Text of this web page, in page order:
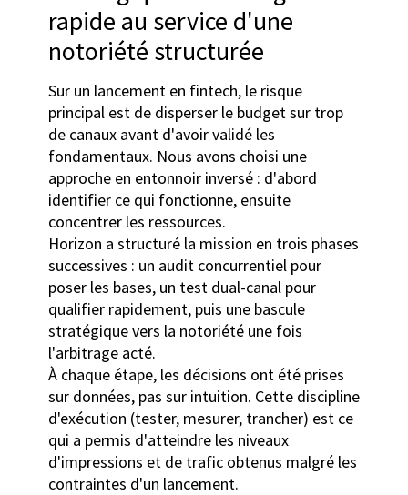
rapide au service d'une
notoriété structurée
Sur un lancement en fintech, le risque
principal est de disperser le budget sur trop
de canaux avant d'avoir validé les
fondamentaux. Nous avons choisi une
approche en entonnoir inversé : d'abord
identifier ce qui fonctionne, ensuite
concentrer les ressources.
Horizon a structuré la mission en trois phases
successives : un audit concurrentiel pour
poser les bases, un test dual-canal pour
qualifier rapidement, puis une bascule
stratégique vers la notoriété une fois
l'arbitrage acté.
À chaque étape, les décisions ont été prises
sur données, pas sur intuition. Cette discipline
d'exécution (tester, mesurer, trancher) est ce
qui a permis d'atteindre les niveaux
d'impressions et de trafic obtenus malgré les
contraintes d'un lancement.